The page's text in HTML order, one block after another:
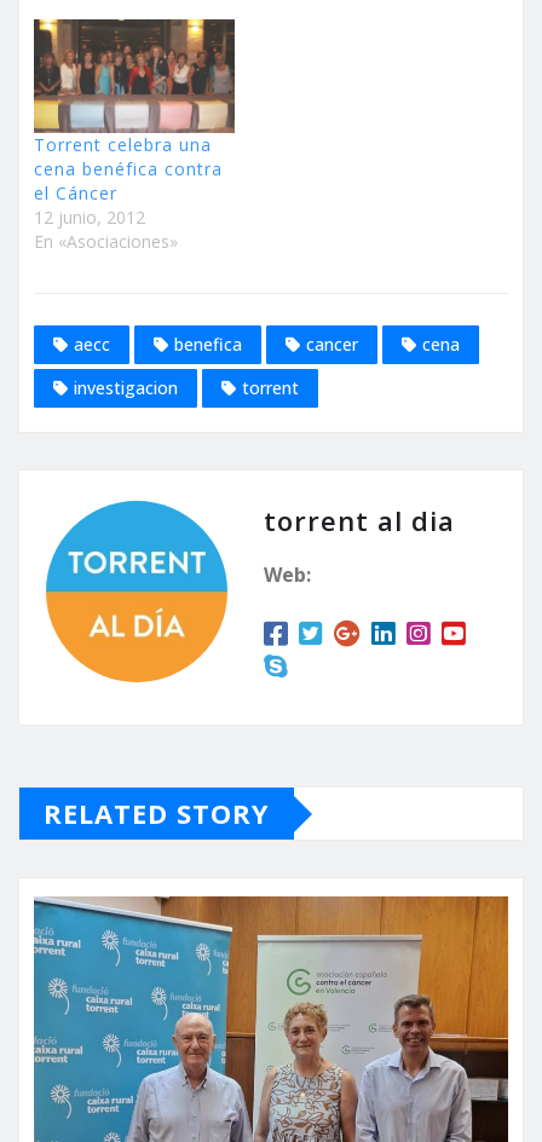
Torrent celebra una
cena benéfica contra
el Cáncer
12 junio, 2012
En «Asociaciones»
aecc benefica cancer
cena
investigacion
torrent
torrent al dia
Web:
RELATED STORY